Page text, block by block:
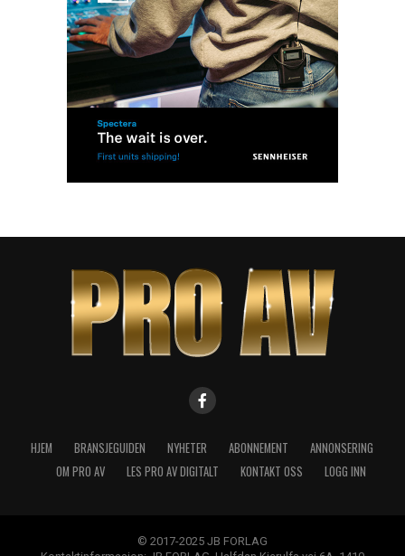
HJEM BRANSJEGUIDEN NYHETER ABONNEMENT
ANNONSERING
OM PRO AV
LES PRO AV DIGITALT KONTAKT OSS LOGG INN
© 2017-2025 JB FORLAG